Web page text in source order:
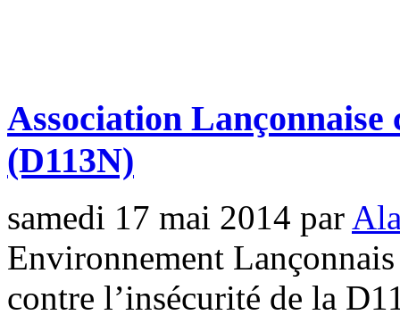
Association Lançonnaise
(D113N)
samedi 17 mai 2014 par
Environnement
contre l’insécurité de la